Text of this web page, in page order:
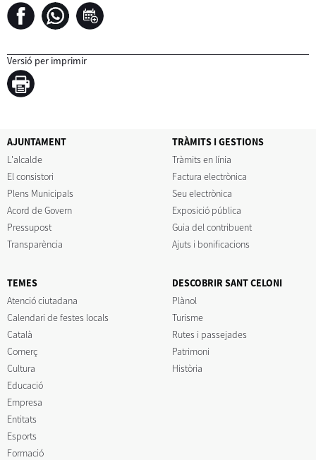
Versió per imprimir
AJUNTAMENT
L'alcalde
El consistori
Plens Municipals
Acord de Govern
Pressupost
Transparència
TRÀMITS I GESTIONS
Tràmits en línia
Factura electrònica
Seu electrònica
Exposició pública
Guia del contribuent
Ajuts i bonificacions
TEMES
Atenció ciutadana
Calendari de festes locals
Català
Comerç
Cultura
Educació
Empresa
Entitats
Esports
Formació
DESCOBRIR SANT CELONI
Plànol
Turisme
Rutes i passejades
Patrimoni
Història